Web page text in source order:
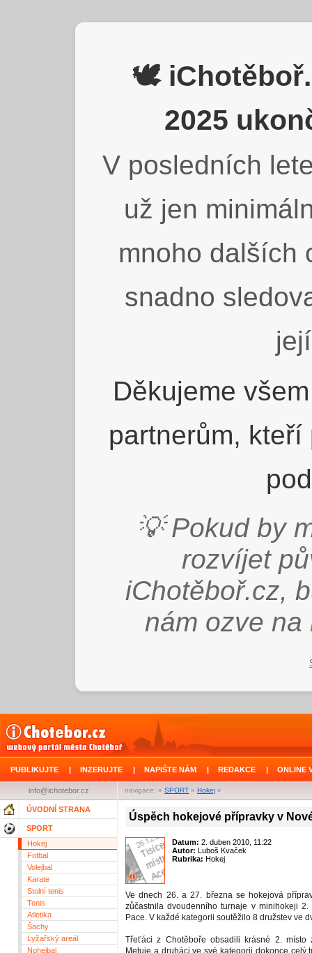
🕊️
2025
V posledních
už jen
mnoho dalších
snadno
Děkujeme
partnerům,
💡 Pokud by
rozvíjet
iChotěboř.cz,
nám ozve na
PUBLIKUJTE | INZERUJTE | NAPIŠTE NÁM | REDAKCE | ONLINE
navigace: » SPORT » Hokej »
info@ichotebor.cz
ÚVODNÍ STRANA
SPORT
Hokej
Fotbal
Volejbal
Karate
Stolní tenis
Tenis
Atletika
Šachy
Lyžařský areál
Nohejbal
Úspěch hokejové přípravky v
Datum: 2. duben 2010, 11:22
Autor: Luboš Kvaček
Rubrika: Hokej
Ve dnech 26. a 27. března se hokejová
zůčastnila dvoudenního turnaje v minihokeji
Pace. V každé kategorii soutěžilo 8 družstev ve
Třeťáci z Chotěboře obsadili krásné 2. místo
Metuje a druháci ve své kategorii dokonce celý